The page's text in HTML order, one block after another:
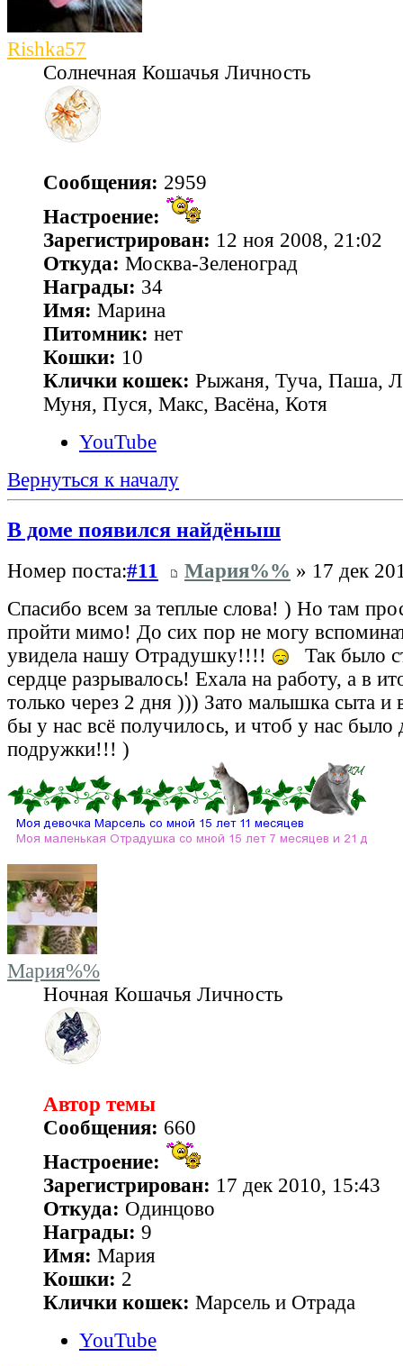
Rishka57
Солнечная Кошачья Личность
Сообщения: 2959
Настроение:
Зарегистрирован: 12 ноя 2008, 21:02
Откуда: Москва-Зеленоград
Награды: 34
Имя: Марина
Питомник: нет
Кошки: 10
Клички кошек: Рыжаня, Туча, Паша,
Муня, Пуся, Макс, Васёна, Котя
YouTube
Вернуться к началу
В доме появился найдёныш
Номер поста:#11 Мария%% » 17 дек
Спасибо всем за теплые слова! ) Но там
пройти мимо! До сих пор не могу
увидела нашу Отрадушку!!!!
Так было
сердце разрывалось! Ехала на работу, а в
только через 2 дня ))) Зато малышка сыта и
бы у нас всё получилось, и чтоб у нас было
подружки!!! )
Мария%%
Ночная Кошачья Личность
Автор темы
Сообщения: 660
Настроение:
Зарегистрирован: 17 дек 2010, 15:43
Откуда: Одинцово
Награды: 9
Имя: Мария
Кошки: 2
Клички кошек: Марсель и Отрада
YouTube